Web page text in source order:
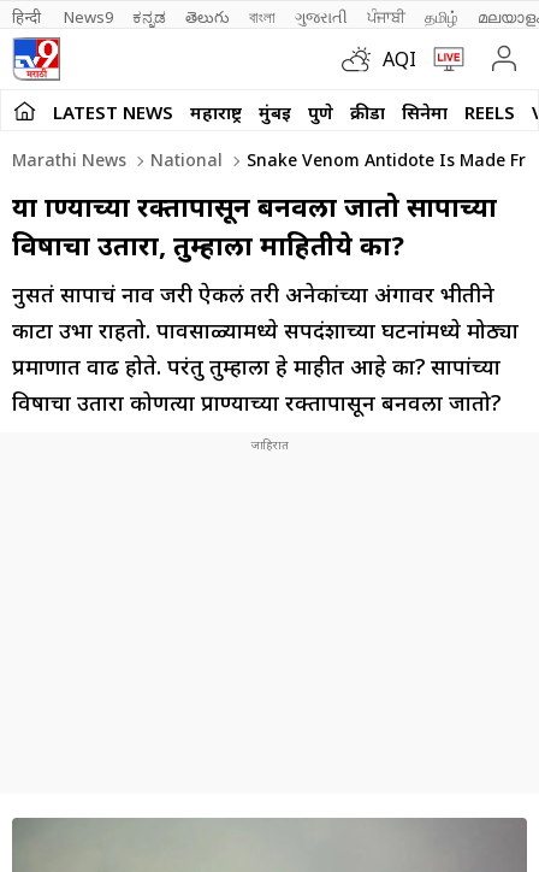
हिन्दी News9 ಕನ್ನಡ తెలుగు বাংলা ગુજરાતી ਪੰਜਾਬੀ தமிழ்
AQI
LATEST NEWS महाराष्ट्र मुंबई पुणे क्रीडा सिनेमा REELS
Marathi News National Snake Venom Antidote Is Made
या प्राण्याच्या रक्तापासून बनवला जातो सापाच्या
विषाचा उतारा, तुम्हाला माहितीये का?
नुसतं सापाचं नाव जरी ऐकलं तरी अनेकांच्या अंगावर भीतीने
काटा उभा राहतो. पावसाळ्यामध्ये सर्पदंशाच्या घटनांमध्ये मोठ्या
प्रमाणात वाढ होते. परंतु तुम्हाला हे माहीत आहे का? सापांच्या
विषाचा उतारा कोणत्या प्राण्याच्या रक्तापासून बनवला जातो?